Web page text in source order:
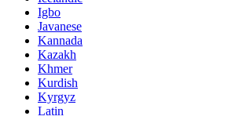
Igbo
Javanese
Kannada
Kazakh
Khmer
Kurdish
Kyrgyz
Latin